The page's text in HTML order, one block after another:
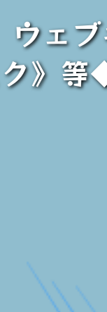
ェブ
》